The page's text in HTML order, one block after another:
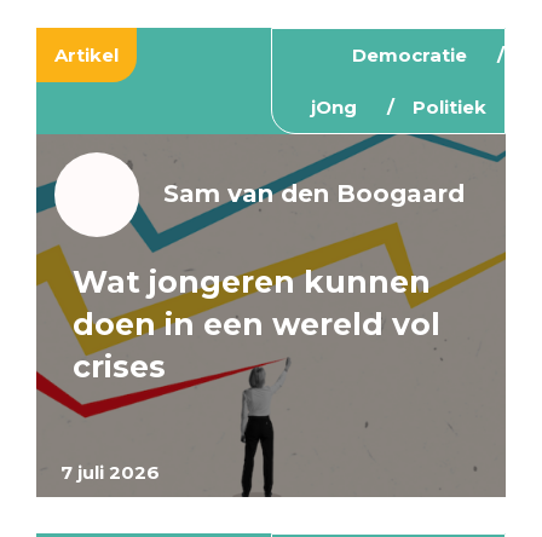
Artikel Democratie
jOng Politiek
7 juli 2026
Sam van den Boogaard
Wat jongeren kunnen
doen in een wereld vol
crises